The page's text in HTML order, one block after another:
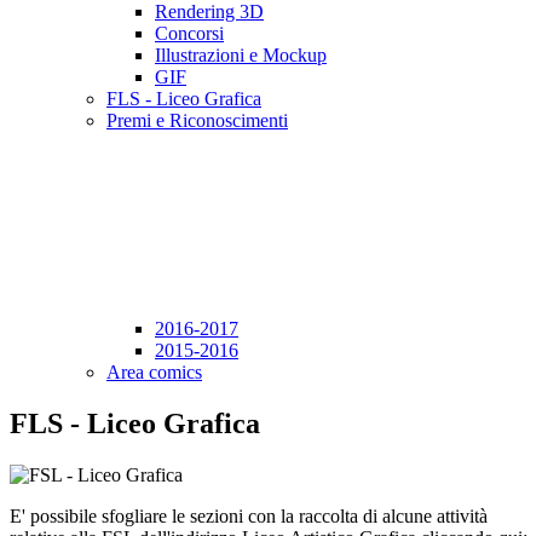
Rendering 3D
Concorsi
Illustrazioni e Mockup
GIF
FLS - Liceo Grafica
Premi e Riconoscimenti
2016-2017
2015-2016
Area comics
FLS - Liceo Grafica
E' possibile sfogliare le sezioni con la raccolta di alcune attività